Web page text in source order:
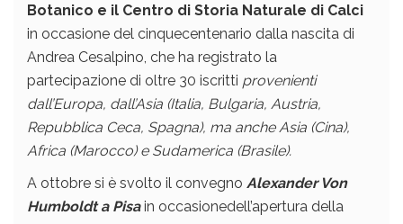
Botanico e il Centro di Storia Naturale di Calci
in occasione del cinquecentenario dalla nascita di
Andrea Cesalpino, che ha registrato la
partecipazione di oltre 30 iscritti provenienti
dall’Europa, dall’Asia (Italia, Bulgaria, Austria,
Repubblica Ceca, Spagna), ma anche Asia (Cina),
Africa (Marocco) e Sudamerica (Brasile).
A ottobre si è svolto il convegno Alexander Von
Humboldt a Pisa in occasionedell’apertura della